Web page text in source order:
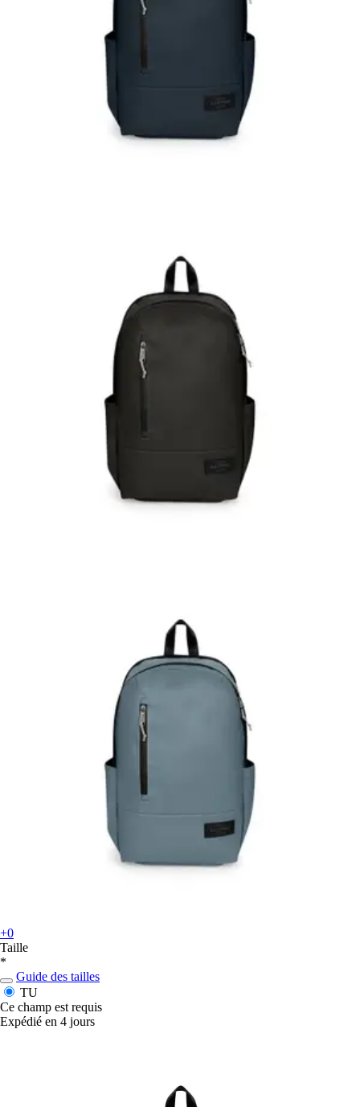
+0
Taille
*
Guide des tailles
TU
Ce champ est requis
Expédié en 4 jours